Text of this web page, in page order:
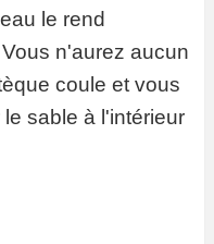
le rend
n'aurez aucun
coule et vous
sable à l'intérieur